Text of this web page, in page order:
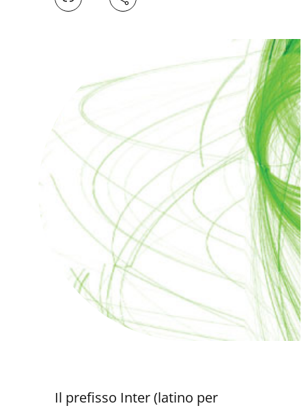
Il prefisso Inter (latino per